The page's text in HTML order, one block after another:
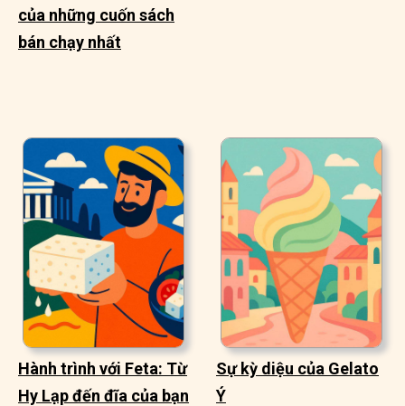
của những cuốn sách
bán chạy nhất
Hành trình với Feta: Từ
Hy Lạp đến đĩa của bạn
Sự kỳ diệu của Gelato
Ý